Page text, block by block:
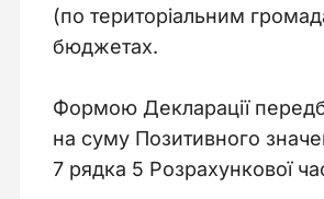
(по територіальним
бюджетах.
Формою Декларації
на суму Позитивного
7 рядка 5 Розрахункової